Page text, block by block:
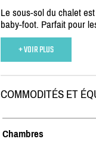
Le sous-sol du chalet
baby-foot. Parfait pour
+ VOIR PLUS
COMMODITÉS ET
Chambres